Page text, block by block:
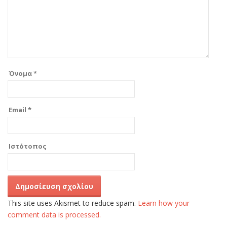
Όνομα*
Email *
Ιστότοπος
This site uses Akismet to reduce spam. Learn how your
comment data is processed.